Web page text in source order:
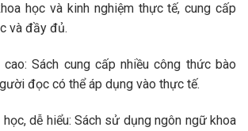
học và kinh nghiệm thực tế, cung cấp
và đầy đủ.
Sách cung cấp nhiều công thức bào
đọc có thể áp dụng vào thực tế.
dễ hiểu: Sách sử dụng ngôn ngữ khoa